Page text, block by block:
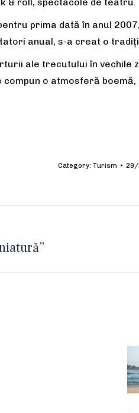
& roll, spectacole de teatru.
prima dată în anul
anual, s-a creat o
ale trecutului în
o atmosferă
Category: Turism 29/